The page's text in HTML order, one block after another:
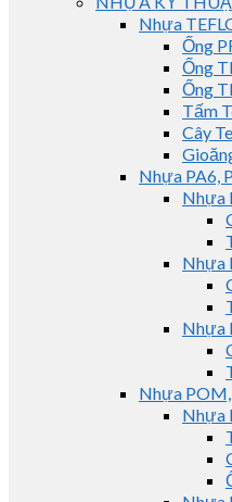
Nhựa
Ống
Ống
Ống
Tấm
Cây
Nhựa PA6,
Nhựa
Nhựa
Nhựa
Nhựa POM,
Nhựa